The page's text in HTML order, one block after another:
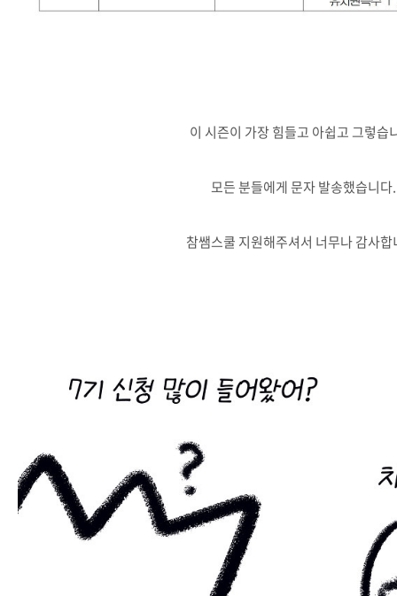
이 시즌이 가장 힘들고 아쉽고 그렇습
모든 분들에게 문자 발송했습니다.
참쌤스쿨 지원해주셔서 너무나 감사합